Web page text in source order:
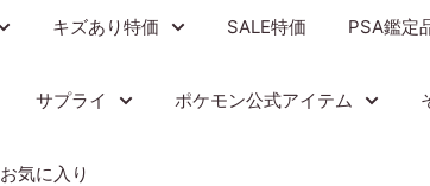
キズあり特価 SALE特価 PSA鑑定
サプライ ポケモン公式アイテム
お気に入り